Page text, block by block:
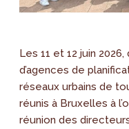
Les 11 et 12 juin
d’agences de
réseaux urbains de
réunis à Bruxelles à
réunion des